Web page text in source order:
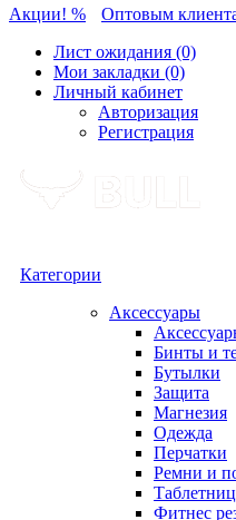
Акции! %
Оптовым
Лист ожидания (0)
Мои закладки (0)
Личный кабинет
Авторизация
Регистрация
Категории
Аксессуары
Бинты и
Бутылки
Защита
Магнезия
Одежда
Перчатки
Ремни и
Фитнес